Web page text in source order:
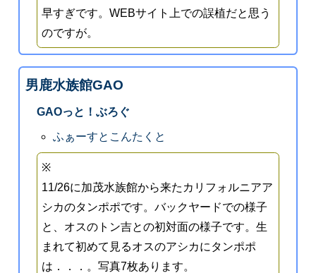
早すぎです。WEBサイト上での誤植だと思う
のですが。
男鹿水族館GAO
GAOっと！ぶろぐ
ふぁーすとこんたくと
※
11/26に加茂水族館から来たカリフォルニアア
シカのタンポポです。バックヤードでの様子
と、オスのトン吉との初対面の様子です。生
まれて初めて見るオスのアシカにタンポポ
は．．．。写真7枚あります。